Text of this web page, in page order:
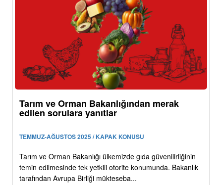
Tarım ve Orman Bakanlığından merak
edilen sorulara yanıtlar
TEMMUZ-AĞUSTOS 2025 / KAPAK KONUSU
Tarım ve Orman Bakanlığı ülkemizde gıda güvenilirliğinin
temin edilmesinde tek yetkili otorite konumunda. Bakanlık
tarafından Avrupa Birliği mükteseba...